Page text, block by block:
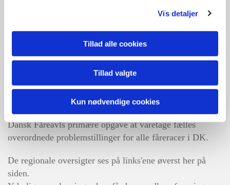
Vis detaljer
Tillad alle cookies
Tillad valgte
Kun nødvendige cookies
Fårets dag holdes af det nye Dansk Fåreavl, som nu er en
brancheforening for 15 race- og regionale fåreforeninger.
Dansk Fåreavls primære opgave at varetage fælles
overordnede problemstillinger for alle fåreracer i DK.
De regionale oversigter ses på links'ene øverst her på
siden.